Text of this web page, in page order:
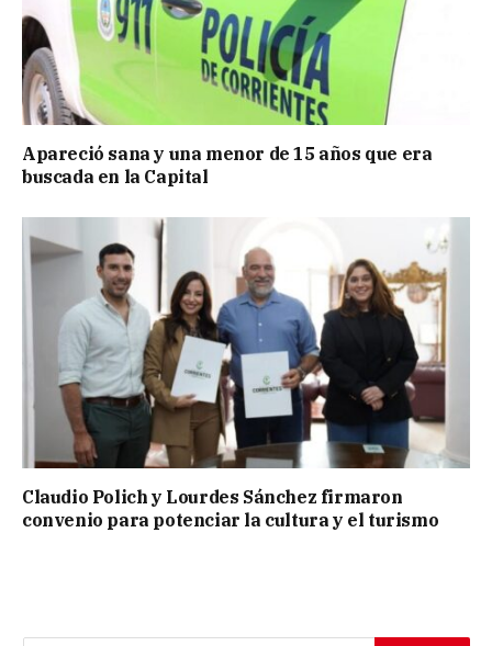
Apareció sana y una menor de 15 años que era
buscada en la Capital
Claudio Polich y Lourdes Sánchez firmaron
convenio para potenciar la cultura y el turismo